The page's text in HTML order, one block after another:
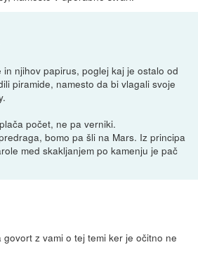
in njihov papirus, poglej kaj je ostalo od
piramide, namesto da bi vlagali svoje
počet, ne pa verniki.
bomo pa šli na Mars. Iz principa
med skakljanjem po kamenju je pač
govort z vami o tej temi ker je očitno ne